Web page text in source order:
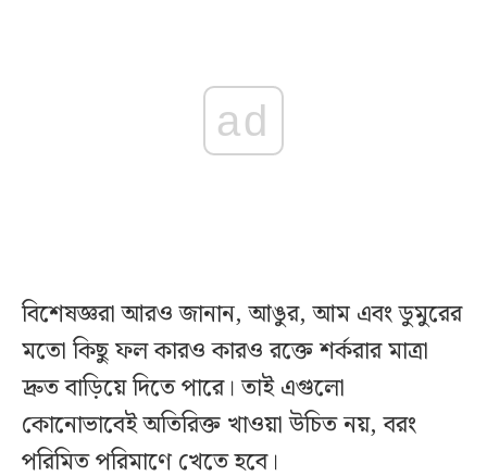
ad
বিশেষজ্ঞরা আরও জানান, আঙুর, আম এবং ডুমুরের
মতো কিছু ফল কারও কারও রক্তে শর্করার মাত্রা
দ্রুত বাড়িয়ে দিতে পারে। তাই এগুলো
কোনোভাবেই অতিরিক্ত খাওয়া উচিত নয়, বরং
পরিমিত পরিমাণে খেতে হবে।